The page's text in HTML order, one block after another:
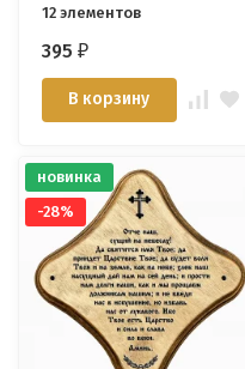
12 элементов
395₽
В корзину
новинка
-28%